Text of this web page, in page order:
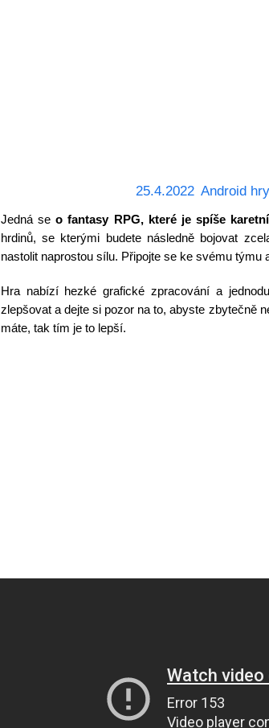
25.4.2022 Android hry
Jedná seo fantasy RPG, které je spíše
hrdinů, se kterými budete následně bojovat
nastolit naprostou sílu. Připojte se ke svému týmu
Hra nabízí hezké grafické zpracování a
zlepšovat a dejte si pozor na to, abyste zbytečně
máte, tak tím je to lepší.